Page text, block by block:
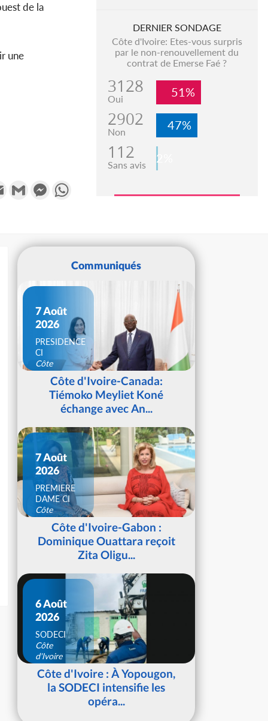
de la
une
Email Gmail Messenger
DERNIER SONDAGE
Côte d'Ivoire: Etes-vous surpris
par le non-renouvellement du
contrat de Emerse Faé ?
3128
Oui 51%
2902
Non 47%
112
Sans avis 2%
Communiqués
7 Août
2026
PRESIDENCE
CI
Côte
d'IvoireCôte d'Ivoire-Canada:
Tiémoko Meyliet Koné
échange avec An...
7 Août
2026
PREMIERE
DAME CI
Côte
d'IvoireCôte d'Ivoire-Gabon :
Dominique Ouattara reçoit
Zita Oligu...
6 Août
2026
SODECI
Côte
d'Ivoire
Côte d'Ivoire : À Yopougon,
la SODECI intensifie les
opéra...